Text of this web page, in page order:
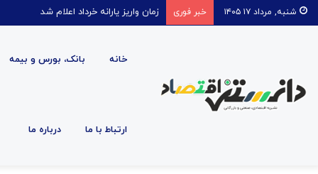
شنبه, مرداد ۱۷ ۱۴۰۵ خبر فوری زمان واریز یارانه خرداد اعلام شد
خانه بانک، بورس و بیمه
ارتباط با ما درباره ما